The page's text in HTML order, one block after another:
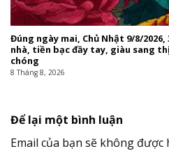
Đúng ngày mai, Chủ Nhật 9/8/
nhà, tiền bạc đầy tay, giàu sang
chóng
8 Tháng 8, 2026
Để lại một bình luận
Email của bạn sẽ không được